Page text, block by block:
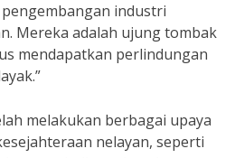
industri
Mereka adalah ujung tombak
mendapatkan perlindungan
melakukan berbagai upaya
nelayan, seperti